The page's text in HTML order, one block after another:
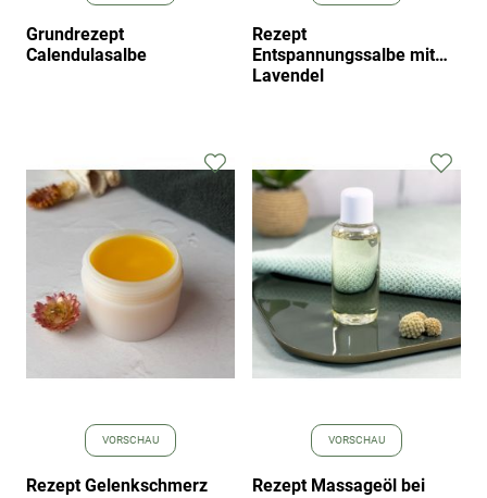
Grundrezept
Calendulasalbe
Rezept
Entspannungssalbe mit
Lavendel
VORSCHAU
Rezept Gelenkschmerz
Zur
Wunschliste
hinzufügen
VORSCHAU
Rezept Massageöl bei
Zur